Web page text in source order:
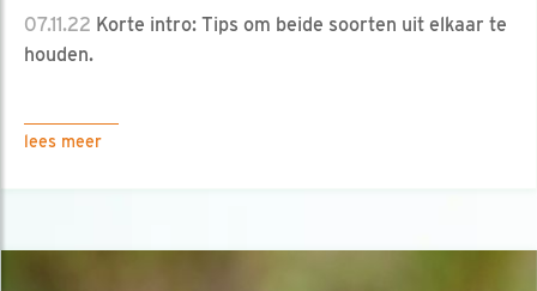
07.11.22 Korte intro: Tips om beide soorten uit elkaar te
houden.
lees meer